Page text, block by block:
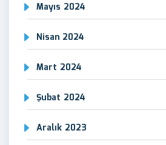
Mayıs 2024
Nisan 2024
Mart 2024
Şubat 2024
Aralık 2023